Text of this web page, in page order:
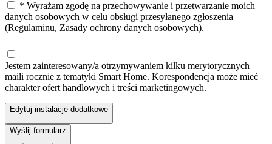
* Wyrażam zgodę na przechowywanie i przetwarzanie moich
danych osobowych w celu obsługi przesyłanego zgłoszenia
(Regulaminu, Zasady ochrony danych osobowych).
Jestem zainteresowany/a otrzymywaniem kilku merytorycznych
maili rocznie z tematyki Smart Home. Korespondencja może mieć
charakter ofert handlowych i treści marketingowych.
Edytuj instalacje dodatkowe
Wyślij formularz